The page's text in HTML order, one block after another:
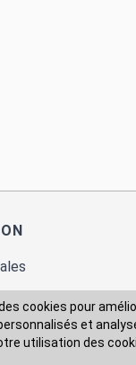
cookies pour
et
utilisation des
données